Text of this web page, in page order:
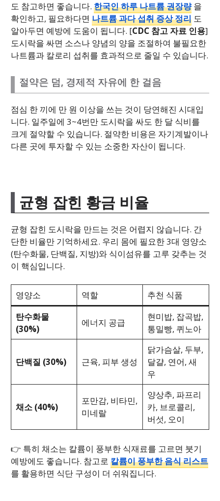
도 참고하면 좋습니다. 한국인 하루 나트륨 권장량을
확인하고, 필요하다면 나트륨 과다 섭취 증상 정리 도
알아두면 예방에 도움이 됩니다. [CDC 참고 자료 인용]
도시락을 싸면 소스나 양념의 양을 조절하여 불필요한
나트륨과 칼로리 섭취를 효과적으로 줄일 수 있습니다.
절약은 덤, 경제적 자유에 한 걸음
점심 한 끼에 만 원 이상을 쓰는 것이 당연해진 시대입
니다. 일주일에 3~4번만 도시락을 싸도 한 달 식비를
크게 절약할 수 있습니다. 절약한 비용은 자기계발이나
다른 곳에 투자할 수 있는 소중한 자산이 됩니다.
균형 잡힌 황금 비율
균형 잡힌 도시락을 만드는 것은 어렵지 않습니다. 간
단한 비율만 기억하세요. 우리 몸에 필요한 3대 영양소
(탄수화물, 단백질, 지방)와 식이섬유를 고루 갖추는 것
이 핵심입니다.
영양소 역할
추천 식품
탄수화물
(30%)
에너지 공급
현미밥, 잡곡밥,
통밀빵, 퀴노아
단백질 (30%) 근육, 피부 생성
닭가슴살, 두부,
달걀, 연어, 새
우
채소 (40%)
포만감, 비타민,
미네랄
양상추, 파프리
카, 브로콜리,
버섯, 오이
👉 특히 채소는 칼륨이 풍부한 식재료를 고르면 붓기
예방에도 좋습니다. 참고로 칼륨이 풍부한 음식 리스트
를 활용하면 식단 구성이 더 쉬워집니다.